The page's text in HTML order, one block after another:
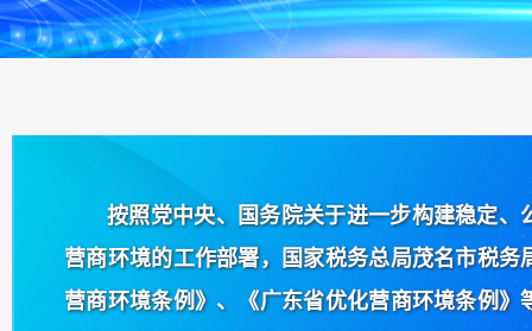
按照党中央、国务院关于进一步构建稳定、
营商环境的工作部署，国家税务总局茂名市税务
营商环境条例》、《广东省优化营商环境条例》